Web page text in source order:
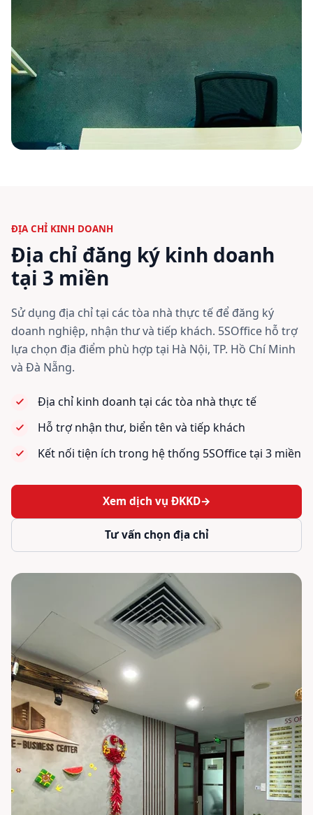
ĐỊA CHỈ KINH DOANH
Địa chỉ đăng ký kinh doanh
tại 3 miền
Sử dụng địa chỉ tại các tòa nhà thực tế để đăng ký
doanh nghiệp, nhận thư và tiếp khách. 5SOffice hỗ trợ
lựa chọn địa điểm phù hợp tại Hà Nội, TP. Hồ Chí Minh
và Đà Nẵng.
Địa chỉ kinh doanh tại các tòa nhà thực tế
Hỗ trợ nhận thư, biển tên và tiếp khách
Kết nối tiện ích trong hệ thống 5SOffice tại 3 miền
Xem dịch vụ ĐKKD→
Tư vấn chọn địa chỉ